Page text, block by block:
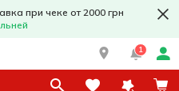
при чеке от 2000 грн
1